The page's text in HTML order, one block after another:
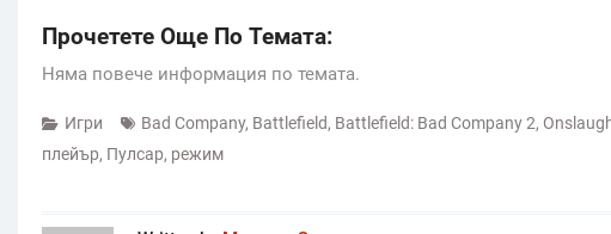
Прочетете Още По Темата:
Няма повече информация по темата.
Игри Bad Company, Battlefield, Battlefield: Bad Company 2,
плейър, Пулсар, режим